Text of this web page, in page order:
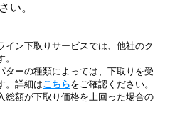
い。
ン下取りサービスでは、他社のク
ターの種類によっては、下取りを受
。詳細はこちらをご確認ください。
総額が下取り価格を上回った場合の